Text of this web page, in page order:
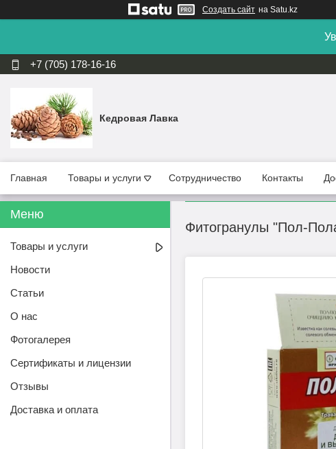
Создать сайт на Satu.kz
+7 (705) 178-16-16
Кедровая Лавка
Главная Товары и услуги Сотрудничество Контакты
Фитогранулы "Пол-
Товары и услуги
Новости
Статьи
О нас
Фотогалерея
Сертификаты и лицензии
Отзывы
Доставка и оплата